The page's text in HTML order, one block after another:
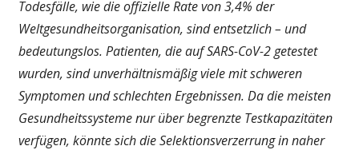
Todesfälle, wie die offizielle Rate von 3,4% der
Weltgesundheitsorganisation, sind entsetzlich – und
bedeutungslos. Patienten, die auf SARS-CoV-2 getestet
wurden, sind unverhältnismäßig viele mit schweren
Symptomen und schlechten Ergebnissen. Da die meisten
Gesundheitssysteme nur über begrenzte Testkapazitäten
verfügen, könnte sich die Selektionsverzerrung in naher